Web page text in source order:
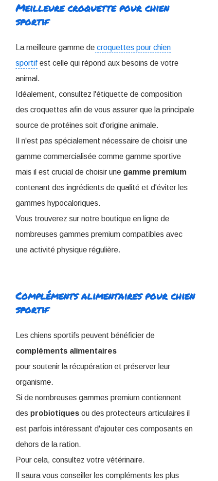
Meilleure croquette pour chien
sportif
La meilleure gamme de croquettes pour chien
sportif est celle qui répond aux besoins de votre
animal.
Idéalement, consultez l'étiquette de composition
des croquettes afin de vous assurer que la principale
source de protéines soit d'origine animale.
Il n'est pas spécialement nécessaire de choisir une
gamme commercialisée comme gamme sportive
mais il est crucial de choisir une gamme premium
contenant des ingrédients de qualité et d'éviter les
gammes hypocaloriques.
Vous trouverez sur notre boutique en ligne de
nombreuses gammes premium compatibles avec
une activité physique régulière.
Compléments alimentaires pour chien
sportif
Les chiens sportifs peuvent bénéficier de
compléments alimentaires
pour soutenir la récupération et préserver leur
organisme.
Si de nombreuses gammes premium contiennent
des probiotiques ou des protecteurs articulaires il
est parfois intéressant d'ajouter ces composants en
dehors de la ration.
Pour cela, consultez votre vétérinaire.
l saura vous conseiller les compléments les plus